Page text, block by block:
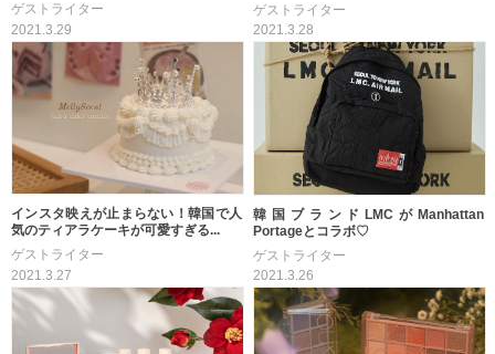
ゲストライター
2021.3.29
ゲストライター
2021.3.28
インスタ映えが止まらない！韓国で人
気のティアラケーキが可愛すぎる...
ゲストライター
2021.3.27
韓国ブランドLMCがManhattan
Portageとコラボ♡
ゲストライター
2021.3.26